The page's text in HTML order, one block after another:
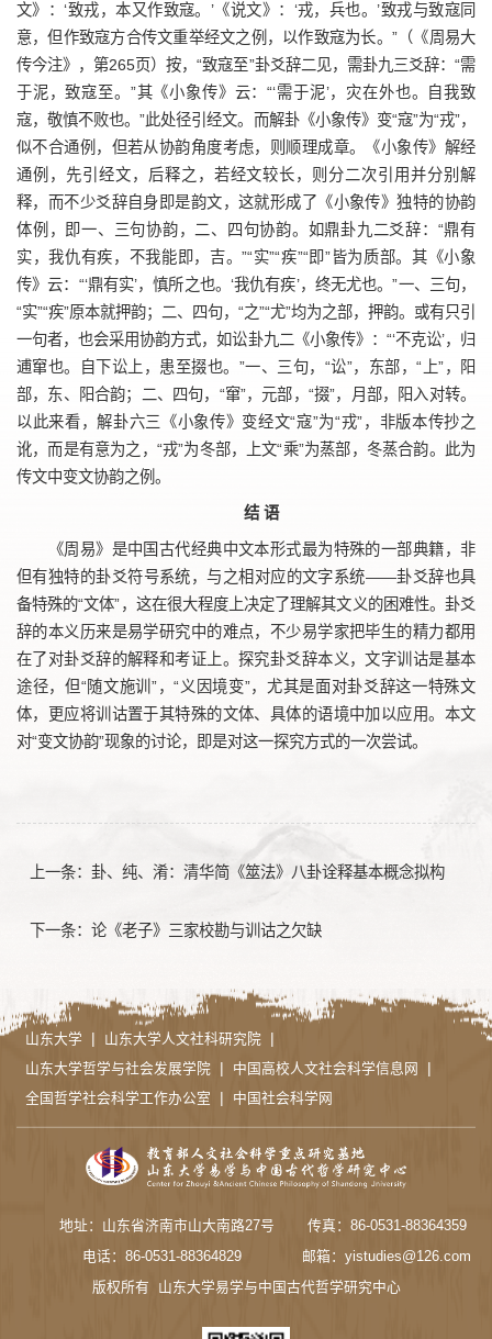
文》：‘致戎，本又作致寇。’《说文》：‘戎，兵也。’致戎与致寇同
意，但作致寇方合传文重举经文之例，以作致寇为长。”（《周易大
传今注》，第265页）按，“致寇至”卦爻辞二见，需卦九三爻辞：“需
于泥，致寇至。”其《小象传》云：“‘需于泥’，灾在外也。自我致
寇，敬慎不败也。”此处径引经文。而解卦《小象传》变“寇”为“戎”，
似不合通例，但若从协韵角度考虑，则顺理成章。《小象传》解经
通例，先引经文，后释之，若经文较长，则分二次引用并分别解
释，而不少爻辞自身即是韵文，这就形成了《小象传》独特的协韵
体例，即一、三句协韵，二、四句协韵。如鼎卦九二爻辞：“鼎有
实，我仇有疾，不我能即，吉。”“实”“疾”“即”皆为质部。其《小象
传》云：“‘鼎有实’，慎所之也。‘我仇有疾’，终无尤也。”一、三句，
“实”“疾”原本就押韵；二、四句，“之”“尤”均为之部，押韵。或有只引
一句者，也会采用协韵方式，如讼卦九二《小象传》：“‘不克讼’，归
逋窜也。自下讼上，患至掇也。”一、三句，“讼”，东部，“上”，阳
部，东、阳合韵；二、四句，“窜”，元部，“掇”，月部，阳入对转。
以此来看，解卦六三《小象传》变经文“寇”为“戎”，非版本传抄之
讹，而是有意为之，“戎”为冬部，上文“乘”为蒸部，冬蒸合韵。此为
传文中变文协韵之例。
结 语
《周易》是中国古代经典中文本形式最为特殊的一部典籍，非
但有独特的卦爻符号系统，与之相对应的文字系统——卦爻辞也具
备特殊的“文体”，这在很大程度上决定了理解其文义的困难性。卦爻
辞的本义历来是易学研究中的难点，不少易学家把毕生的精力都用
在了对卦爻辞的解释和考证上。探究卦爻辞本义，文字训诂是基本
途径，但“随文施训”，“义因境变”，尤其是面对卦爻辞这一特殊文
体，更应将训诂置于其特殊的文体、具体的语境中加以应用。本文
对“变文协韵”现象的讨论，即是对这一探究方式的一次尝试。
上一条： 卦、纯、淆：清华简《筮法》八卦诠释基本概念拟构
下一条： 论《老子》三家校勘与训诂之欠缺
山东大学 | 山东大学人文社科研究院 |
山东大学哲学与社会发展学院 | 中国高校人文社会科学信息网 |
全国哲学社会科学工作办公室 | 中国社会科学网
地址：山东省济南市山大南路27号
传真：86-0531-88364359
电话：86-0531-88364829
邮箱：yistudies@126.com
版权所有 山东大学易学与中国古代哲学研究中心